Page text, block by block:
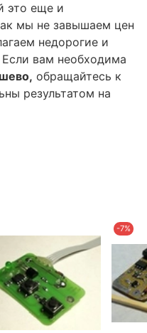
это еще и
мы не завышаем цен
недорогие и
вам необходима
обращайтесь к
результатом на
-7%